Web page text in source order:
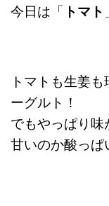
今日は「 トマト
トマトも生姜
ーグルト！
でもやっぱり
甘いのか酸っ